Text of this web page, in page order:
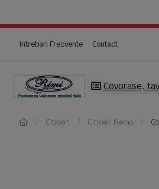
Intrebari Frecvente Contact
Covorase,
Citroen Citroen Nemo